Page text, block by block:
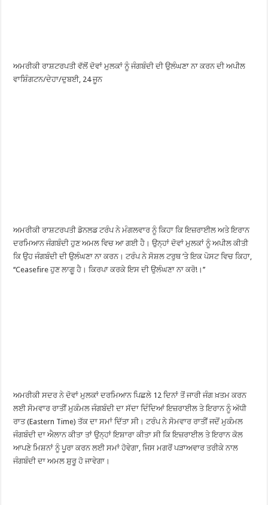
ਅਮਰੀਕੀ ਰਾਸ਼ਟਰਪਤੀ ਵੱਲੋਂ ਦੋਵਾਂ ਮੁਲਕਾਂ ਨੂੰ ਜੰਗਬੰਦੀ ਦੀ ਉਲੰਘਣਾ ਨਾ ਕਰਨ ਦੀ ਅਪੀਲ
ਵਾਸ਼ਿੰਗਟਨ/ਦੇਹਾ/ਦੁਬਈ, 24 ਜੂਨ
ਅਮਰੀਕੀ ਰਾਸ਼ਟਰਪਤੀ ਡੋਨਲਡ ਟਰੰਪ ਨੇ ਮੰਗਲਵਾਰ ਨੂੰ ਕਿਹਾ ਕਿ ਇਜ਼ਰਾਈਲ ਅਤੇ ਇਰਾਨ
ਦਰਮਿਆਨ ਜੰਗਬੰਦੀ ਹੁਣ ਅਮਲ ਵਿਚ ਆ ਗਈ ਹੈ। ਉਨ੍ਹਾਂ ਦੋਵਾਂ ਮੁਲਕਾਂ ਨੂੰ ਅਪੀਲ ਕੀਤੀ
ਕਿ ਉਹ ਜੰਗਬੰਦੀ ਦੀ ਉਲੰਘਣਾ ਨਾ ਕਰਨ। ਟਰੰਪ ਨੇ ਸੋਸ਼ਲ ਟਰੁਥ ’ਤੇ ਇਕ ਪੋਸਟ ਵਿਚ ਕਿਹਾ,
‘‘Ceasefire ਹੁਣ ਲਾਗੂ ਹੈ। ਕਿਰਪਾ ਕਰਕੇ ਇਸ ਦੀ ਉਲੰਘਣਾ ਨਾ ਕਰੋ!।’’
ਅਮਰੀਕੀ ਸਦਰ ਨੇ ਦੋਵਾਂ ਮੁਲਕਾਂ ਦਰਮਿਆਨ ਪਿਛਲੇ 12 ਦਿਨਾਂ ਤੋਂ ਜਾਰੀ ਜੰਗ ਖ਼ਤਮ ਕਰਨ
ਲਈ ਸੋਮਵਾਰ ਰਾਤੀਂ ਮੁਕੰਮਲ ਜੰਗਬੰਦੀ ਦਾ ਸੱਦਾ ਦਿੰਦਿਆਂ ਇਜ਼ਰਾਈਲ ਤੇ ਇਰਾਨ ਨੂੰ ਅੱਧੀ
ਰਾਤ (Eastern Time) ਤੱਕ ਦਾ ਸਮਾਂ ਦਿੱਤਾ ਸੀ। ਟਰੰਪ ਨੇ ਸੋਮਵਾਰ ਰਾਤੀਂ ਜਦੋਂ ਮੁਕੰਮਲ
ਜੰਗਬੰਦੀ ਦਾ ਐਲਾਨ ਕੀਤਾ ਤਾਂ ਉਨ੍ਹਾਂ ਇਸ਼ਾਰਾ ਕੀਤਾ ਸੀ ਕਿ ਇਜ਼ਰਾਈਲ ਤੇ ਇਰਾਨ ਕੋਲ
ਆਪਣੇ ਮਿਸ਼ਨਾਂ ਨੂੰ ਪੂਰਾ ਕਰਨ ਲਈ ਸਮਾਂ ਹੋਵੇਗਾ, ਜਿਸ ਮਗਰੋਂ ਪੜਾਅਵਾਰ ਤਰੀਕੇ ਨਾਲ
ਜੰਗਬੰਦੀ ਦਾ ਅਮਲ ਸ਼ੁਰੂ ਹੋ ਜਾਵੇਗਾ।